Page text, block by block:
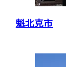
魁北克市